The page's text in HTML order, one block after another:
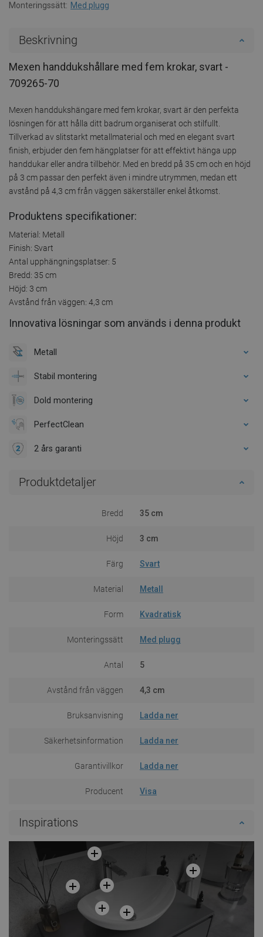
Monteringssätt: Med plugg
Beskrivning
Mexen handdukshållare med fem krokar, svart -
709265-70
Mexen handdukshängare med fem krokar, svart är den perfekta
lösningen för att hålla ditt badrum organiserat och stilfullt.
Tillverkad av slitstarkt metallmaterial och med en elegant svart
finish, erbjuder den fem hängplatser för att effektivt hänga upp
handdukar eller andra tillbehör. Med en bredd på 35 cm och en höjd
på 3 cm passar den perfekt även i mindre utrymmen, medan ett
avstånd på 4,3 cm från väggen säkerställer enkel åtkomst.
Produktens specifikationer:
Material: Metall
Finish: Svart
Antal upphängningsplatser: 5
Bredd: 35 cm
Höjd: 3 cm
Avstånd från väggen: 4,3 cm
Innovativa lösningar som används i denna produkt
Metall
Stabil montering
Dold montering
PerfectClean
2 års garanti
Produktdetaljer
Bredd 35 cm
Höjd 3 cm
Färg Svart
Material Metall
Form Kvadratisk
Monteringssätt Med plugg
Antal 5
Avstånd från väggen 4,3 cm
Bruksanvisning Ladda ner
Säkerhetsinformation Ladda ner
Garantivillkor Ladda ner
Producent Visa
Inspirations